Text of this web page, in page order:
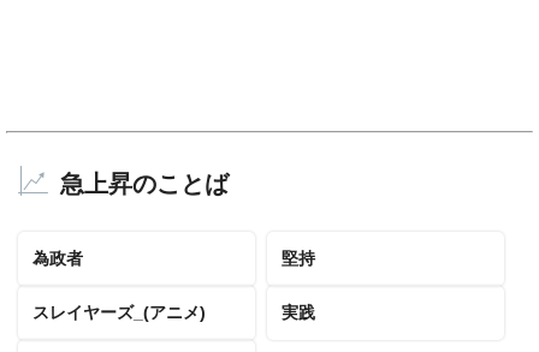
急上昇のことば
為政者 堅持
スレイヤーズ_(アニメ) 実践